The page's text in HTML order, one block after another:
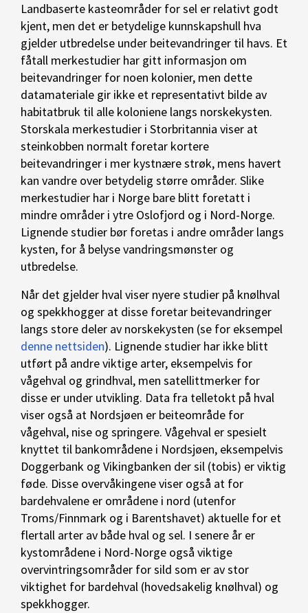
Landbaserte kasteområder for sel er relativt godt
kjent, men det er betydelige kunnskapshull hva
gjelder utbredelse under beitevandringer til havs. Et
fåtall merkestudier har gitt informasjon om
beitevandringer for noen kolonier, men dette
datamateriale gir ikke et representativt bilde av
habitatbruk til alle koloniene langs norskekysten.
Storskala merkestudier i Storbritannia viser at
steinkobben normalt foretar kortere
beitevandringer i mer kystnære strøk, mens havert
kan vandre over betydelig større områder. Slike
merkestudier har i Norge bare blitt foretatt i
mindre områder i ytre Oslofjord og i Nord-Norge.
Lignende studier bør foretas i andre områder langs
kysten, for å belyse vandringsmønster og
utbredelse.
Når det gjelder hval viser nyere studier på knølhval
og spekkhogger at disse foretar beitevandringer
langs store deler av norskekysten (se for eksempel
denne nettsiden). Lignende studier har ikke blitt
utført på andre viktige arter, eksempelvis for
vågehval og grindhval, men satellittmerker for
disse er under utvikling. Data fra telletokt på hval
viser også at Nordsjøen er beiteområde for
vågehval, nise og springere. Vågehval er spesielt
knyttet til bankområdene i Nordsjøen, eksempelvis
Doggerbank og Vikingbanken der sil (tobis) er viktig
føde. Disse overvåkingene viser også at for
bardehvalene er områdene i nord (utenfor
Troms/Finnmark og i Barentshavet) aktuelle for et
flertall arter av både hval og sel. I senere år er
kystområdene i Nord-Norge også viktige
overvintringsområder for sild som er av stor
viktighet for bardehval (hovedsakelig knølhval) og
spekkhogger.